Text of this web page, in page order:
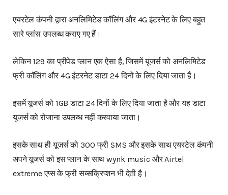
एयरटेल कंपनी द्वारा अनलिमिटेड कॉलिंग और 4G इंटरनेट के लिए बहुत
सारे प्लांस उपलब्ध कराए गए हैं।
लेकिन 129 का प्रीपेड प्लान एक ऐसा है, जिसमें यूजर्स को अनलिमिटेड
फ्री कॉलिंग और 4G इंटरनेट डाटा 24 दिनों के लिए दिया जाता है।
इसमें यूजर्स को 1GB डाटा 24 दिनों के लिए दिया जाता है और यह डाटा
यूजर्स को रोजाना उपलब्ध नहीं करवाया जाता।
इसके साथ ही यूजर्स को 300 फ्री SMS और इसके साथ एयरटेल कंपनी
अपने यूजर्स को इस प्लान के साथ wynk music और Airtel
extreme एप्स के फ्री सब्सक्रिप्शन भी देती है।